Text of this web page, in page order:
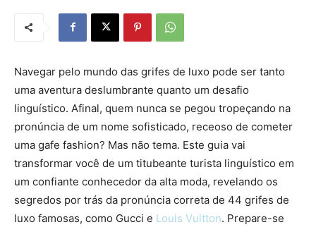
Navegar pelo mundo das grifes de luxo pode ser tanto
uma aventura deslumbrante quanto um desafio
linguístico. Afinal, quem nunca se pegou tropeçando na
pronúncia de um nome sofisticado, receoso de cometer
uma gafe fashion? Mas não tema. Este guia vai
transformar você de um titubeante turista linguístico em
um confiante conhecedor da alta moda, revelando os
segredos por trás da pronúncia correta de 44 grifes de
luxo famosas, como Gucci e Louis Vuitton. Prepare-se